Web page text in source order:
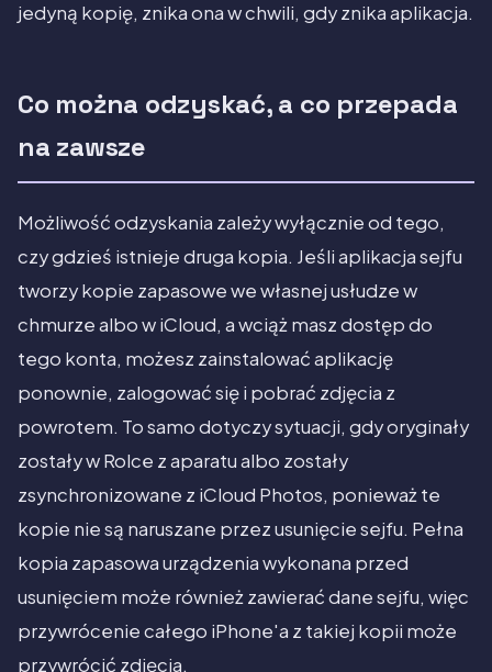
jedyną kopię, znika ona w chwili, gdy znika aplikacja.
Co można odzyskać, a co przepada
na zawsze
Możliwość odzyskania zależy wyłącznie od tego,
czy gdzieś istnieje druga kopia. Jeśli aplikacja sejfu
tworzy kopie zapasowe we własnej usłudze w
chmurze albo w iCloud, a wciąż masz dostęp do
tego konta, możesz zainstalować aplikację
ponownie, zalogować się i pobrać zdjęcia z
powrotem. To samo dotyczy sytuacji, gdy oryginały
zostały w Rolce z aparatu albo zostały
zsynchronizowane z iCloud Photos, ponieważ te
kopie nie są naruszane przez usunięcie sejfu. Pełna
kopia zapasowa urządzenia wykonana przed
usunięciem może również zawierać dane sejfu, więc
przywrócenie całego iPhone'a z takiej kopii może
przywrócić zdjęcia.